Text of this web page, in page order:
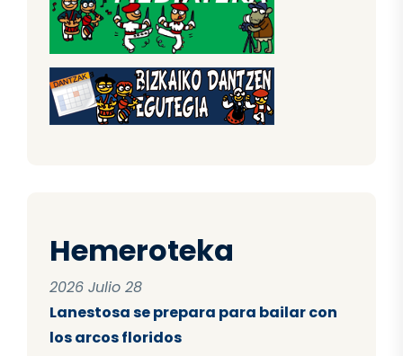
Hemeroteka
2026 Julio 28
Lanestosa se prepara para bailar con
los arcos floridos